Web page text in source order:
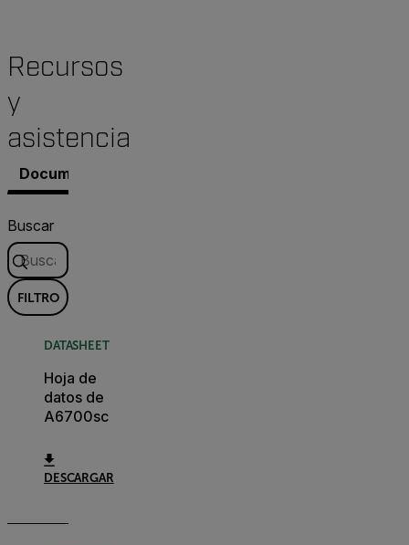
Recursos
y
asistencia
Documentos
Buscar
FILTRO
DATASHEET
Hoja de
datos de
A6700sc
DESCARGAR